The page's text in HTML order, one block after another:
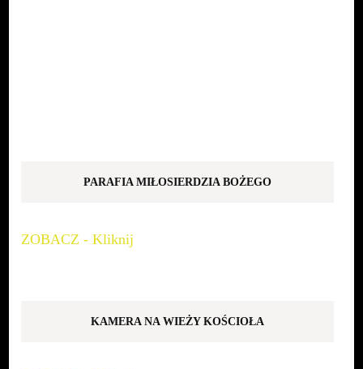
PARAFIA MIŁOSIERDZIA BOŻEGO
ZOBACZ - Kliknij
KAMERA NA WIEŻY KOŚCIOŁA